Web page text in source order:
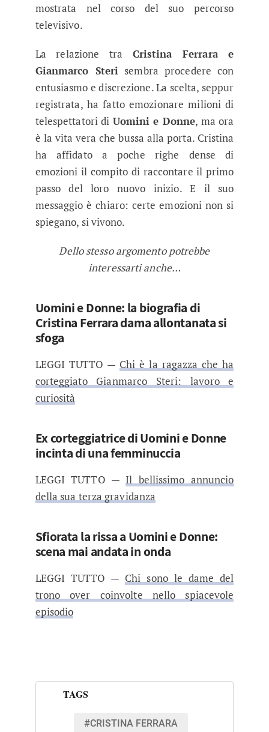
mostrata nel corso del suo percorso
televisivo.
La relazione tra Cristina Ferrara e
Gianmarco Steri sembra procedere con
entusiasmo e discrezione. La scelta, seppur
registrata, ha fatto emozionare milioni di
telespettatori di Uomini e Donne, ma ora
è la vita vera che bussa alla porta. Cristina
ha affidato a poche righe dense di
emozioni il compito di raccontare il primo
passo del loro nuovo inizio. E il suo
messaggio è chiaro: certe emozioni non si
spiegano, si vivono.
Dello stesso argomento potrebbe
interessarti anche…
Uomini e Donne: la biografia di
Cristina Ferrara dama allontanata si
sfoga
LEGGI TUTTO — Chi è la ragazza che ha
corteggiato Gianmarco Steri: lavoro e
curiosità
Ex corteggiatrice di Uomini e Donne
incinta di una femminuccia
LEGGI TUTTO — Il bellissimo annuncio
della sua terza gravidanza
Sfiorata la rissa a Uomini e Donne:
scena mai andata in onda
LEGGI TUTTO — Chi sono le dame del
trono over coinvolte nello spiacevole
episodio
TAGS
#CRISTINA FERRARA